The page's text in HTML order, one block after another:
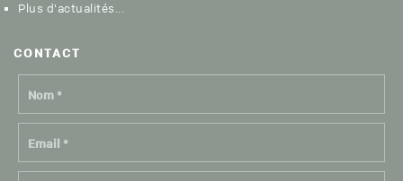
Plus d'actualités...
CONTACT